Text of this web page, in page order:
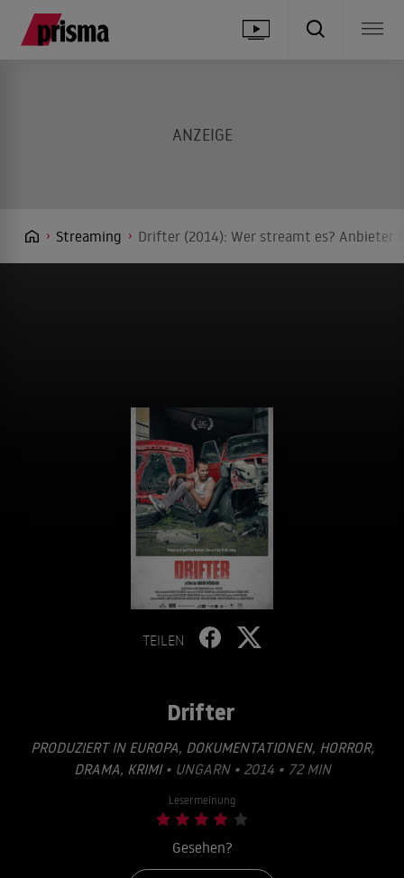
Streaming Drifter (2014): Wer streamt es? Anbieter
TEILEN
Drifter
PRODUZIERT IN EUROPA, DOKUMENTATIONEN, HORROR,
DRAMA, KRIMI• UNGARN • 2014 • 72 MIN
Lesermeinung
Gesehen?